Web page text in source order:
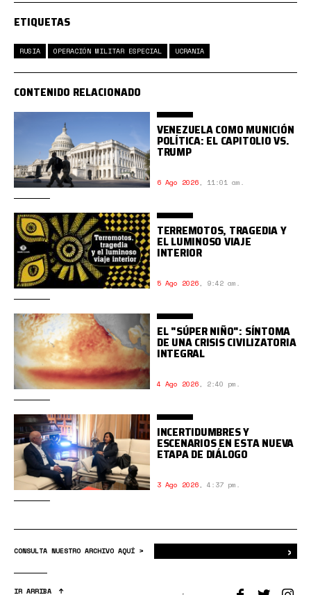
ETIQUETAS
RUSIA OPERACIÓN MILITAR ESPECIAL UCRANIA
CONTENIDO RELACIONADO
VENEZUELA COMO MUNICIÓN
POLÍTICA: EL CAPITOLIO VS.
TRUMP
6 Ago 2026, 11:01 am.
TERREMOTOS, TRAGEDIA Y
EL LUMINOSO VIAJE
INTERIOR
5 Ago 2026, 9:42 am.
EL "SÚPER NIÑO": SÍNTOMA
DE UNA CRISIS CIVILIZATORIA
INTEGRAL
4 Ago 2026, 2:40 pm.
INCERTIDUMBRES Y
ESCENARIOS EN ESTA NUEVA
ETAPA DE DIÁLOGO
3 Ago 2026, 4:37 pm.
CONSULTA NUESTRO ARCHIVO AQUÍ > ›
IR ARRIBA